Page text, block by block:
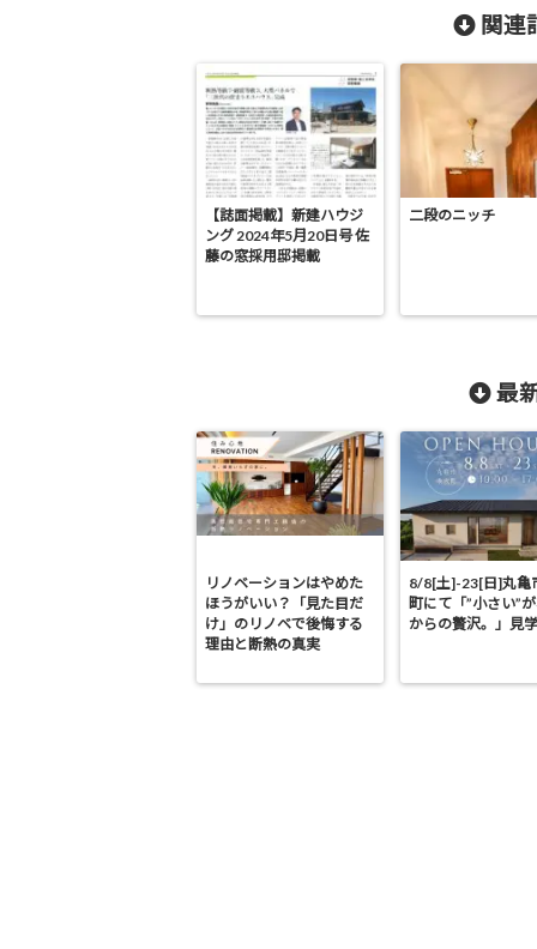
関連
【誌面掲載】新建ハウジ
ング 2024年5月20日号 佐
藤の窓採用邸掲載
二段のニッチ
最
リノベーションはやめた
ほうがいい？「見た目だ
け」のリノベで後悔する
理由と断熱の真実
8/8[土]-23[日]丸亀
町にて「”小さい”
からの贅沢。」見